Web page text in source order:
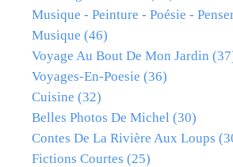
Musique - Peinture - Poésie -
Musique (46)
Voyage Au Bout De Mon Jardin
Voyages-En-Poesie (36)
Cuisine (32)
Belles Photos De Michel (30)
Contes De La Rivière Aux Loups
Fictions Courtes (25)